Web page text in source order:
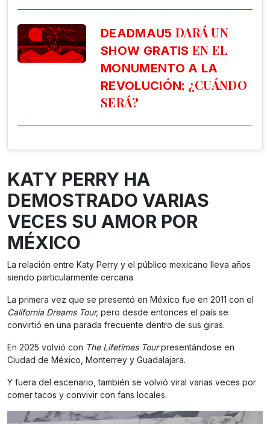
DEADMAU5 DARÁ UN
SHOW GRATIS EN EL
MONUMENTO A LA
REVOLUCIÓN; ¿CUÁNDO
SERÁ?
KATY PERRY HA
DEMOSTRADO VARIAS
VECES SU AMOR POR
MÉXICO
La relación entre Katy Perry y el público mexicano lleva años
siendo particularmente cercana.
La primera vez que se presentó en México fue en 2011 con el
California Dreams Tour, pero desde entonces el país se
convirtió en una parada frecuente dentro de sus giras.
En 2025 volvió con The Lifetimes Tourpresentándose en
Ciudad de México, Monterrey y Guadalajara.
Y fuera del escenario, también se volvió viral varias veces por
comer tacos y convivir con fans locales.